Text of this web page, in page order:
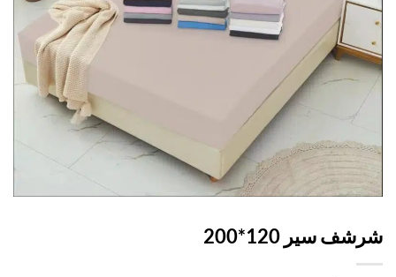
سير 120*200